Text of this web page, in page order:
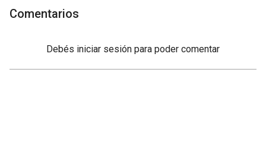
Comentarios
Debés iniciar sesión para poder comentar